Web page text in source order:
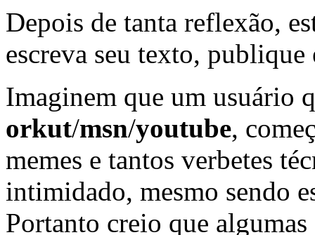
Depois de tanta reflexão,
escreva seu texto, publique
Imaginem que um usuário
orkut/msn/youtube,
memes e tantos verbetes
intimidado, mesmo sendo
Portanto creio que